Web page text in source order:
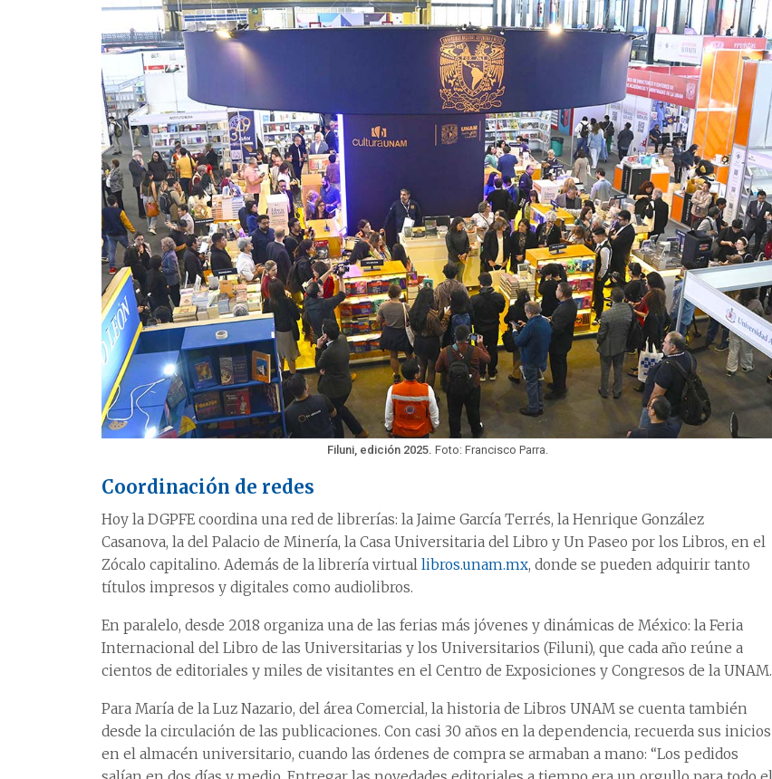
Filuni, edición 2025.Foto: Francisco Parra.
Coordinación de redes
Hoy la DGPFE coordina una red de librerías: la Jaime García Terrés, la Henrique González
Casanova, la del Palacio de Minería, la Casa Universitaria del Libro y Un Paseo por los Libros, en el
Zócalo capitalino. Además de la librería virtual libros.unam.mx, donde se pueden adquirir tanto
títulos impresos y digitales como audiolibros.
En paralelo, desde 2018 organiza una de las ferias más jóvenes y dinámicas de México: la Feria
Internacional del Libro de las Universitarias y los Universitarios (Filuni), que cada año reúne a
cientos de editoriales y miles de visitantes en el Centro de Exposiciones y Congresos de la UNAM.
Para María de la Luz Nazario, del área Comercial, la historia de Libros UNAM se cuenta también
desde la circulación de las publicaciones. Con casi 30 años en la dependencia, recuerda sus inicios
en el almacén universitario, cuando las órdenes de compra se armaban a mano: “Los pedidos